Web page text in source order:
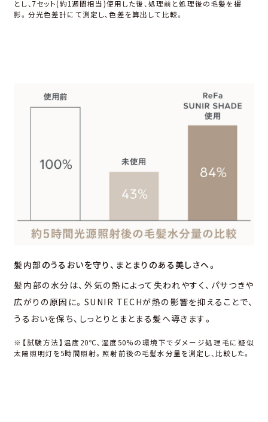
とし、7セット(約1週間相当)使⽤した後、処理前と処理後の⽑髪を撮
影。分光⾊差計にて測定し、⾊差を算出して⽐較。
髪内部のうるおいを守り、 まとまりのある美しさへ。
髪内部の⽔分は、外気の熱によって失われやすく、パサつきや
広がりの原因に。SUNIR TECHが熱の影響を抑えることで、
うるおいを保ち、しっとりとまとまる髪へ導きます。
※【試験⽅法】温度20℃、湿度50%の環境下でダメージ処理⽑に疑似
太陽照明灯を5時間照射。照射前後の⽑髪⽔分量を測定し、⽐較した。